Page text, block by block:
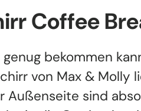
Coffee
bekommen
von Max & Molly
Außenseite sind